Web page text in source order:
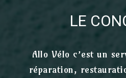
LE
Allo Vélo c’est un
réparation,